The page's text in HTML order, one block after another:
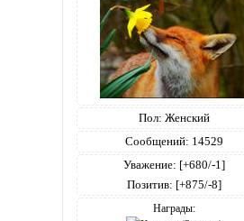
Пол: Женский
Сообщений: 14529
Уважение: [+680/-1]
Позитив: [+875/-8]
Награды: